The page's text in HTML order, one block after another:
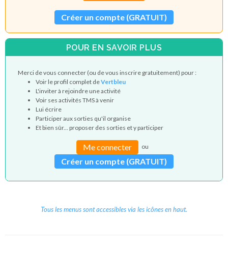
Créer un compte (GRATUIT)
POUR EN SAVOIR PLUS
Merci de vous connecter (ou de vous inscrire gratuitement) pour :
Voir le profil complet deVertbleu
L'inviter à rejoindre une activité
Voir ses activités TMS à venir
Lui écrire
Participer aux sorties qu'il organise
Et bien sûr... proposer des sorties et y participer
Me connecter ou
Créer un compte (GRATUIT)
Tous les menus sont accessibles via les icônes en haut.